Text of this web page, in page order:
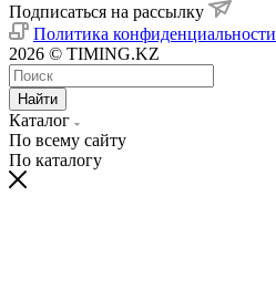
Подписаться на рассылку
Политика конфиденциальности
2026 © TIMING.KZ
Найти
Каталог
По всему сайту
По каталогу